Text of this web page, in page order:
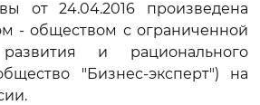
от 24.04.2016 произведена
- обществом с ограниченной
развития и рационального
"Бизнес-эксперт") на